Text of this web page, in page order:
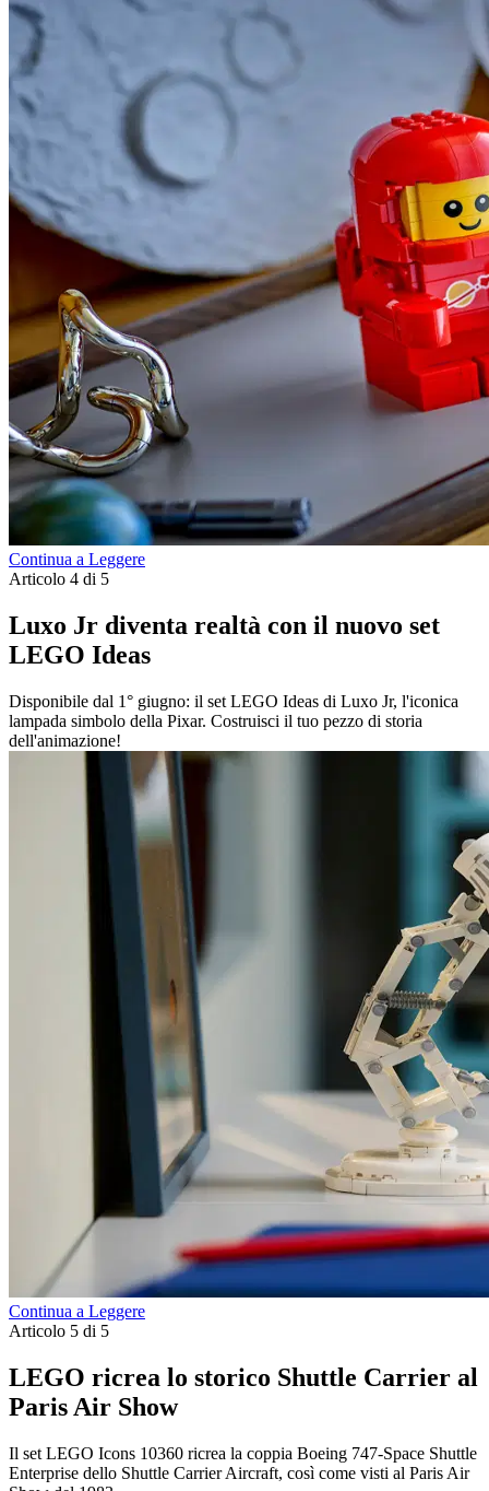
Continua a Leggere
Articolo 4 di 5
Luxo Jr diventa realtà con il nuovo set
LEGO Ideas
Disponibile dal 1° giugno: il set LEGO Ideas di Luxo Jr, l'iconica
lampada simbolo della Pixar. Costruisci il tuo pezzo di storia
dell'animazione!
Continua a Leggere
Articolo 5 di 5
LEGO ricrea lo storico Shuttle Carrier al
Paris Air Show
Il set LEGO Icons 10360 ricrea la coppia Boeing 747-Space Shuttle
Enterprise dello Shuttle Carrier Aircraft, così come visti al Paris Air